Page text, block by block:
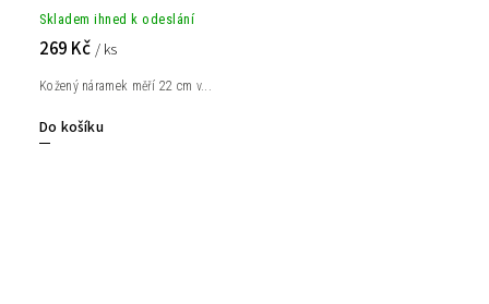
Skladem ihned k odeslání
269 Kč / ks
Do košíku
Kožený náramek měří 22 cm v...